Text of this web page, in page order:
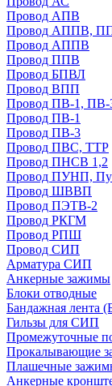
Провод АПВ
Провод АППВ,
Провод АППВ
Провод ППВ
Провод БПВЛ
Провод ВПП
Провод ПВ-1, ПВ-
Провод ПВ-1
Провод ПВ-3
Провод ПВС, ТТР
Провод ПНСВ 1,2
Провод ПУНП,
Провод ШВВП
Провод ПЭТВ-2
Провод РКГМ
Провод РПШ
Провод СИП
Арматура СИП
Анкерные зажимы
Блоки отводные
Бандажная лента
Гильзы для СИП
Промежуточные
Прокалывающие
Плашечные
Анкерные